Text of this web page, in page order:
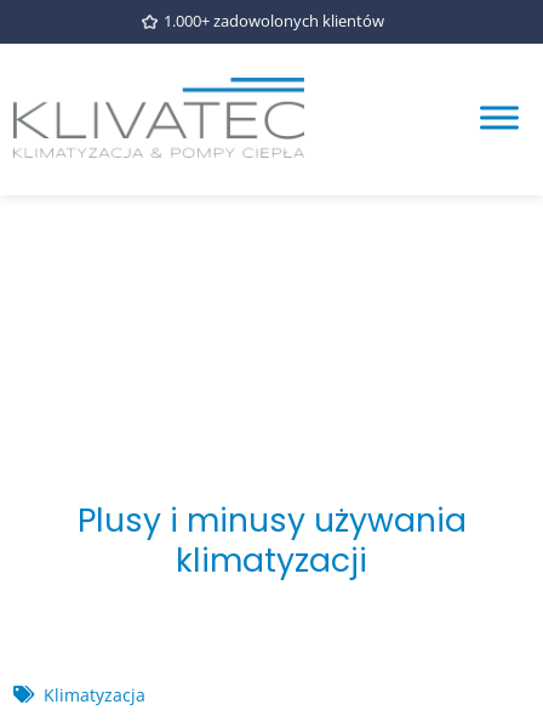
1.000+ zadowolonych klientów
Plusy i minusy używania
klimatyzacji
Klimatyzacja